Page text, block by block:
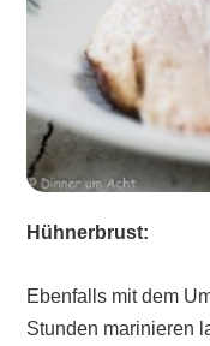
Hühnerbrust:
Ebenfalls mit dem
Stunden marinieren